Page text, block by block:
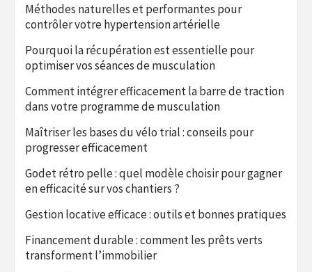
Méthodes naturelles et performantes pour
contrôler votre hypertension artérielle
Pourquoi la récupération est essentielle pour
optimiser vos séances de musculation
Comment intégrer efficacement la barre de traction
dans votre programme de musculation
Maîtriser les bases du vélo trial : conseils pour
progresser efficacement
Godet rétro pelle : quel modèle choisir pour gagner
en efficacité sur vos chantiers ?
Gestion locative efficace : outils et bonnes pratiques
Financement durable : comment les prêts verts
transforment l’immobilier